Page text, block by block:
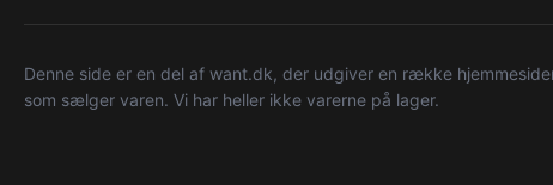
Denne side er en del af want.dk, der udgiver en række
som sælger varen. Vi har heller ikke varerne på lager.